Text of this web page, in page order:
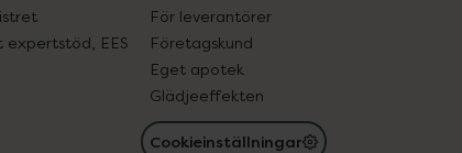
expertstöd, EES
För leverantörer
Företagskund
Eget apotek
Glädjeeffekten
Cookieinställningar